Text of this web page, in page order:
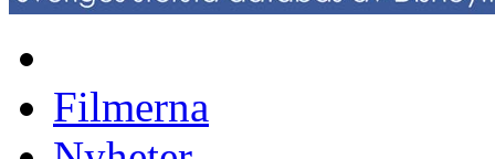
Filmerna